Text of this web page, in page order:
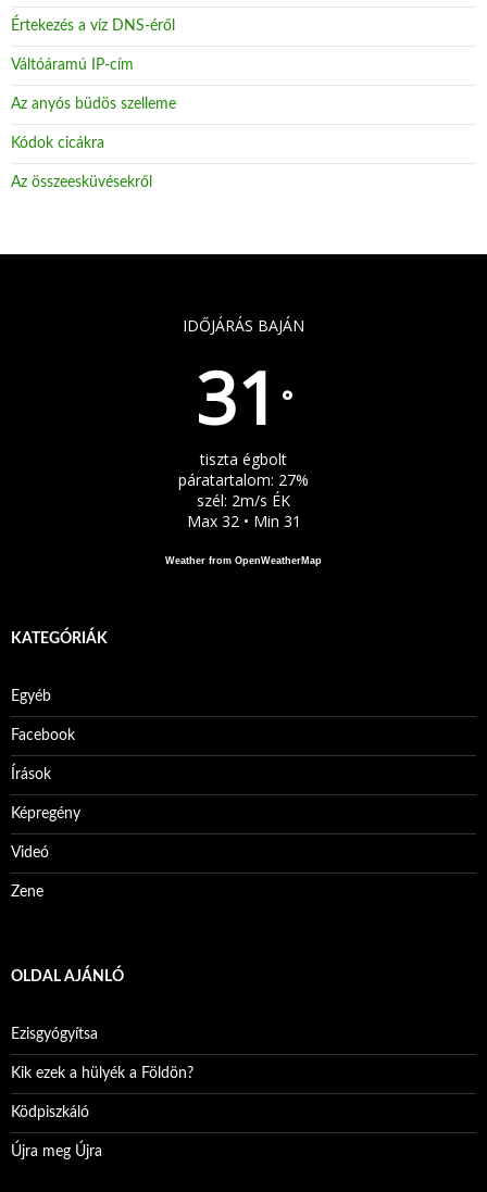
Értekezés a víz DNS-éről
Váltóáramú IP-cím
Az anyós büdös szelleme
Kódok cicákra
Az összeesküvésekről
IDŐJÁRÁS BAJÁN
31 °
tiszta égbolt
páratartalom: 27%
szél: 2m/s ÉK
Max 32 • Min 31
Weather from OpenWeatherMap
KATEGÓRIÁK
Egyéb
Facebook
Írások
Képregény
Videó
Zene
OLDAL AJÁNLÓ
Ezisgyógyítsa
Kik ezek a hülyék a Földön?
Ködpiszkáló
Újra meg Újra